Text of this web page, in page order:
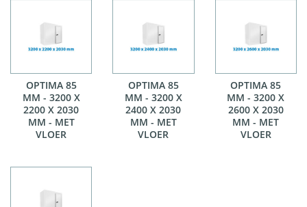
OPTIMA 85
MM - 3200 X
2200 X 2030
MM - MET
VLOER
OPTIMA 85
MM - 3200 X
2400 X 2030
MM - MET
VLOER
OPTIMA 85
MM - 3200 X
2600 X 2030
MM - MET
VLOER